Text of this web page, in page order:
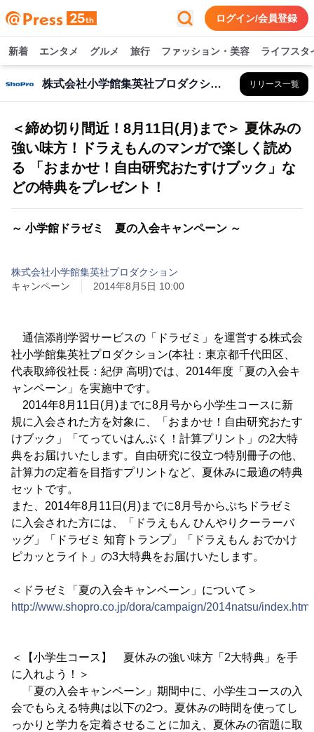
ログイン/会員登録
新着 エンタメ グルメ 旅行 ファッション・美容 ライフスタ
株式会社小学館集英社プロダクション リリース一覧
＜締め切り間近！8月11日(月)まで＞ 夏休みの
強い味方！ドラえもんのマンガで楽しく読め
る 「おまかせ！自由研究おたすけブック」な
どの特典をプレゼント！
～ 小学館ドラゼミ 夏の入会キャンペーン ～
株式会社小学館集英社プロダクション
キャンペーン
2014年8月5日 10:00
通信添削学習サービスの「ドラゼミ」を運営する株式会
社小学館集英社プロダクション(本社：東京都千代田区、
代表取締役社長：紀伊 高明)では、2014年度「夏の入会キ
ャンペーン」を実施中です。
2014年8月11日(月)までに8月号から小学生コースに新
規に入会された方を対象に、「おまかせ！自由研究おたす
けブック」「てっていはんぷく！計算プリント」の2大特
典をお届けいたします。自由研究に役立つ特別冊子の他、
計算力の定着を目指すプリントなど、夏休みに最適の特典
セットです。
また、2014年8月11日(月)までに8月号からぷちドラゼミ
に入会された方には、「ドラえもん ひんやりクーラーバ
ッグ」「ドラゼミ 知育トランプ」「ドラえもん おでかけ
ピカッとライト」の3大特典をお届けいたします。
＜ドラゼミ「夏の入会キャンペーン」について＞
http://www.shopro.co.jp/dora/campaign/2014natsu/index.html
＜【小学生コース】 夏休みの強い味方「2大特典」を手
に入れよう！＞
「夏の入会キャンペーン」期間中に、小学生コースの入
会でもらえる特典は以下の2つ。夏休みの時間を使ってし
っかりと学力を定着させることに加え、夏休みの宿題に取